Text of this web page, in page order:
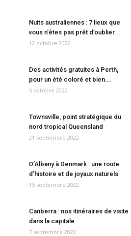
Nuits australiennes : 7 lieux que
vous n’êtes pas prêt d’oublier...
12 octobre 2022
Des activités gratuites à Perth,
pour un été coloré et bien...
5 octobre 2022
Townsville, point stratégique du
nord tropical Queensland
21 septembre 2022
D’Albany à Denmark : une route
d’histoire et de joyaux naturels
15 septembre 2022
Canberra : nos itinéraires de visite
dans la capitale
7 septembre 2022